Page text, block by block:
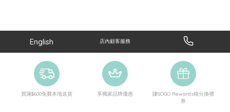
English 店內顧客服務
買滿$600免費本地送貨 享獨家品牌優惠
賺SOGO Rewards積分換禮
券